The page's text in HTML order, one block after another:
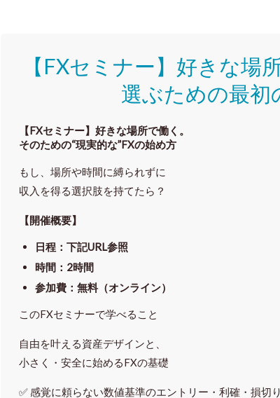
【FXセミナー】好きな
選ぶための最初
【FXセミナー】好きな場所で働く。
そのための“現実的な”FXの始め方
もし、場所や時間に縛られずに
収入を得る選択肢を持てたら？
【開催概要】
日程：下記URL参照
時間： 2時間
参加費： 無料（オンライン）
このFXセミナーで学べること
自由を叶える資産デザインと、
小さく・安全に始めるFXの基礎
✅ 感覚に頼らない数値基準のエントリー・利確・損切り